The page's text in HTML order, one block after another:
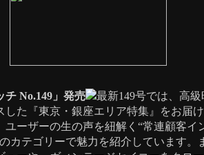
チ No.149」発売
最新149号では、高
した『東京・銀座エリア特集』をお届
ユーザーの生の声を紐解く“常連顧客イ
カテゴリーで魅力を紹介しています。